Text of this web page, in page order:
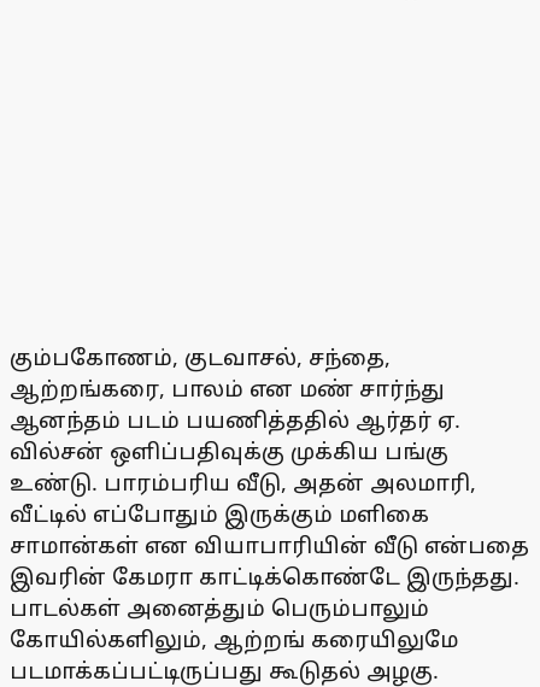
கும்பகோணம், குடவாசல், சந்தை,
ஆற்றங்கரை, பாலம் என மண் சார்ந்து
ஆனந்தம் படம் பயணித்ததில் ஆர்தர் ஏ.
வில்சன் ஒளிப்பதிவுக்கு முக்கிய பங்கு
உண்டு. பாரம்பரிய வீடு, அதன் அலமாரி,
வீட்டில் எப்போதும் இருக்கும் மளிகை
சாமான்கள் என வியாபாரியின் வீடு என்பதை
இவரின் கேமரா காட்டிக்கொண்டே இருந்தது.
பாடல்கள் அனைத்தும் பெரும்பாலும்
கோயில்களிலும், ஆற்றங் கரையிலுமே
படமாக்கப்பட்டிருப்பது கூடுதல் அழகு.